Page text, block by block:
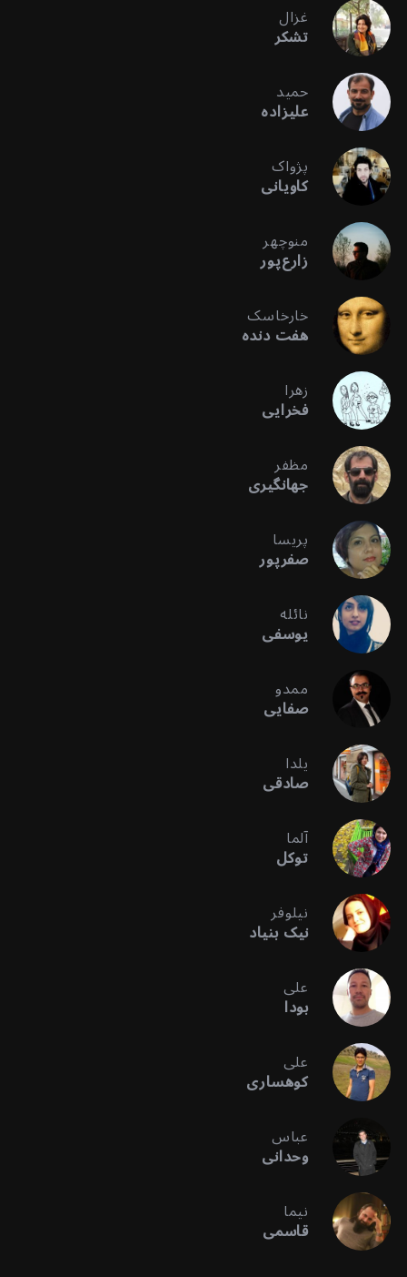
غزال
تشکر
حمید
علیزاده
پژواک
کاویانی
منوچهر
زارع‌پور
خارخاسک
هفت دنده
زهرا
فخرایی
مظفر
جهانگیری
پریسا
صفرپور
نائله
یوسفی
ممدو
صفایی
یلدا
صادقی
آلما
توکل
نیلوفر
نیک بنیاد
علی
بودا
علی
کوهساری
عباس
وحدانی
نیما
قاسمی